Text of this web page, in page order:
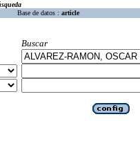
Base de datos : article
Buscar